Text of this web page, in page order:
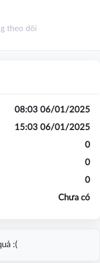
theo dõi
:(
08:03 06/01/2025
15:03 06/01/2025
0
0
0
Chưa có